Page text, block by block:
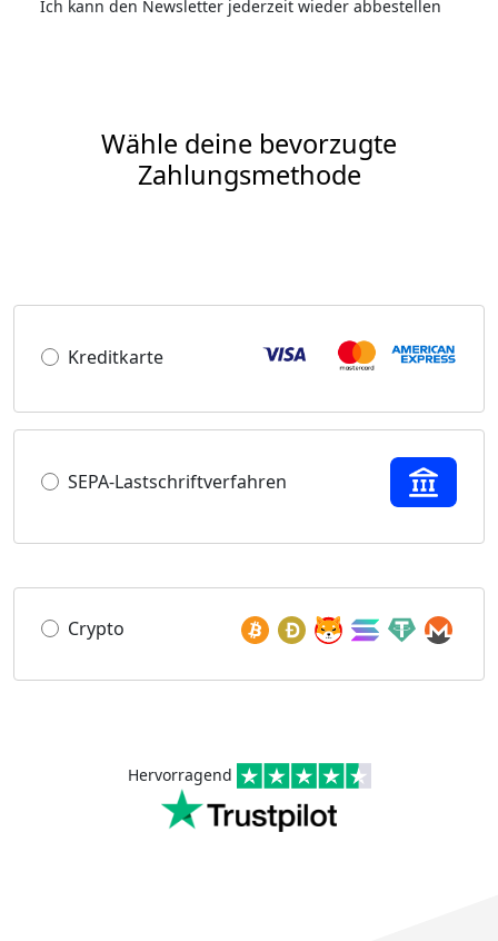
Ich kann den Newsletter jederzeit wieder abbestellen
Wähle deine bevorzugte
Zahlungsmethode
Kreditkarte
SEPA-Lastschriftverfahren
Crypto
Hervorragend